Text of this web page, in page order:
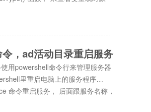
，ad活动目录重启服务
用powershell命令行来管理服务器
里重启电脑上的服务程序…
命令重启服务， 后面跟服务名称，